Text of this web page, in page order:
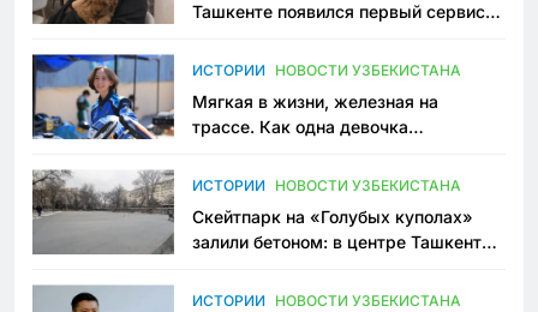
Ташкенте появился первый сервис
ИСТОРИИ НОВОСТИ УЗБЕКИСТАНА
Мягкая в жизни, железная на
трассе. Как одна девочка
Узбекистане
ИСТОРИИ НОВОСТИ УЗБЕКИСТАНА
Скейтпарк на «Голубых куполах»
залили бетоном: в центре Ташкента
пространство
ИСТОРИИ НОВОСТИ УЗБЕКИСТАНА